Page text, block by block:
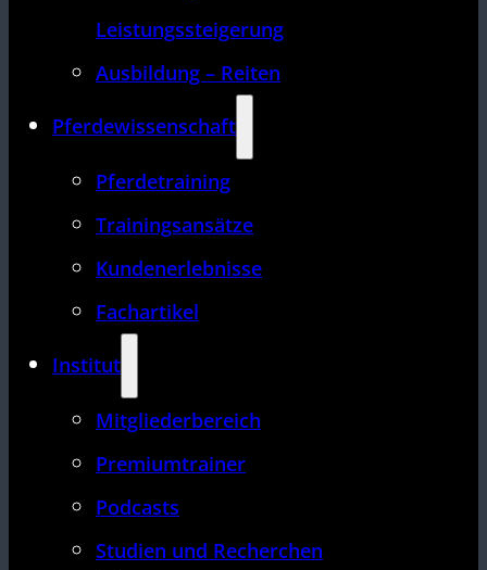
Leistungssteigerung
Ausbildung – Reiten
Pferdewissenschaft
Pferdetraining
Trainingsansätze
Kundenerlebnisse
Fachartikel
Institut
Mitgliederbereich
Premiumtrainer
Podcasts
Studien und Recherchen